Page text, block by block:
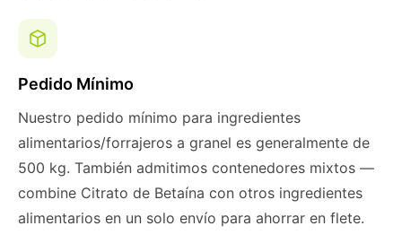
Pedido Mínimo
Nuestro pedido mínimo para ingredientes
alimentarios/forrajeros a granel es generalmente de
500 kg. También admitimos contenedores mixtos —
combine Citrato de Betaína con otros ingredientes
alimentarios en un solo envío para ahorrar en flete.